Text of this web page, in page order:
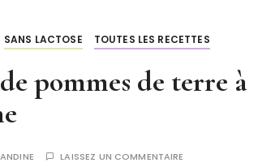
SANS LACTOSE TOUTES LES RECETTES
pommes de terre à
LAISSEZ UN COMMENTAIRE